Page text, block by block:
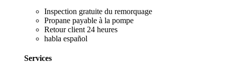
Inspection gratuite du remorquage
Propane payable à la pompe
Retour client 24 heures
habla español
Services